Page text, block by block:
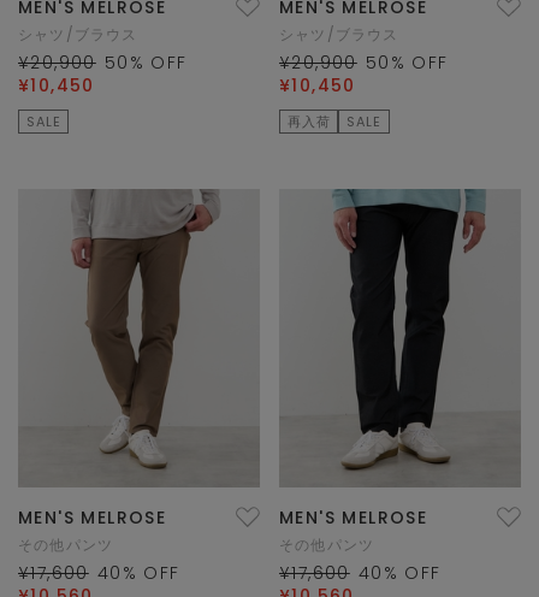
MEN'S MELROSE
シャツ/ブラウス
¥20,900 50 % OFF
¥10,450
SALE
MEN'S MELROSE
シャツ/ブラウス
¥20,900 50 % OFF
¥10,450
再入荷 SALE
MEN'S MELROSE
その他パンツ
¥17,600 40 % OFF
MEN'S MELROSE
その他パンツ
¥17,600 40 % OFF